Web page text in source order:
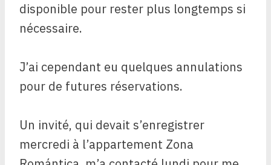
disponible pour rester plus longtemps si
nécessaire.
J’ai cependant eu quelques annulations
pour de futures réservations.
Un invité, qui devait s’enregistrer
mercredi à l’appartement Zona